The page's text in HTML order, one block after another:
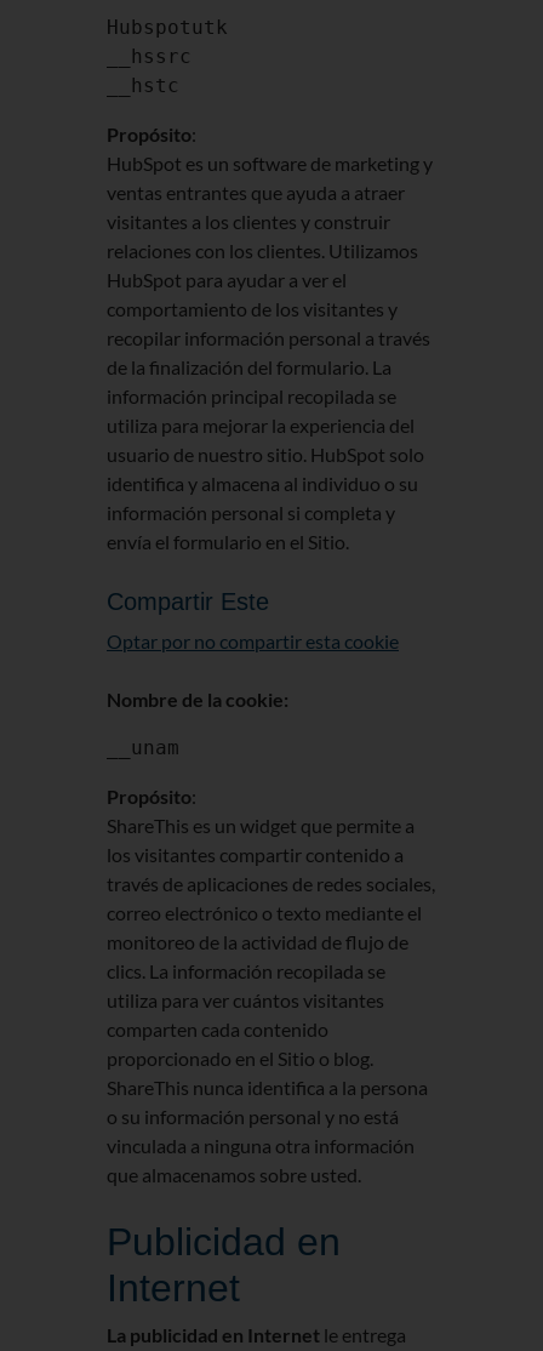
Hubspotutk
__hssrc
__hstc
Propósito:
HubSpot es un software de marketing y
ventas entrantes que ayuda a atraer
visitantes a los clientes y construir
relaciones con los clientes. Utilizamos
HubSpot para ayudar a ver el
comportamiento de los visitantes y
recopilar información personal a través
de la finalización del formulario. La
información principal recopilada se
utiliza para mejorar la experiencia del
usuario de nuestro sitio. HubSpot solo
identifica y almacena al individuo o su
información personal si completa y
envía el formulario en el Sitio.
Compartir Este
Optar por no compartir esta cookie
Nombre de la cookie:
__unam
Propósito:
ShareThis es un widget que permite a
los visitantes compartir contenido a
través de aplicaciones de redes sociales,
correo electrónico o texto mediante el
monitoreo de la actividad de flujo de
clics. La información recopilada se
utiliza para ver cuántos visitantes
comparten cada contenido
proporcionado en el Sitio o blog.
ShareThis nunca identifica a la persona
o su información personal y no está
vinculada a ninguna otra información
que almacenamos sobre usted.
Publicidad en
Internet
La publicidad en Internet le entrega